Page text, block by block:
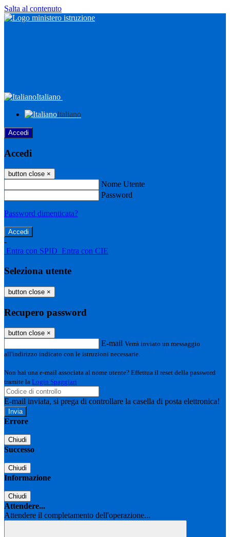
Salta al contenuto
Italiano
Italiano
Accedi
Accedi
button close ×
Nome Utente
Password
Password dimenticata?
-
Entra con SPID Entra con CIE
Seleziona utente
button close ×
Recupero password
button close ×
E-mail Verrà inviato un messaggio
all'indirizzo indicato con le istruzioni necessarie.
Non hai una e-mail associata al nome utente? Effettua il reset della password
tramite la Login Spaggiari
E-mail inviata, si prega di controllare la casella di posta elettronica!
Errore
Chiudi
Successo
Chiudi
Informazione
Chiudi
Attendere...
Attendere il completamento dell'operazione...